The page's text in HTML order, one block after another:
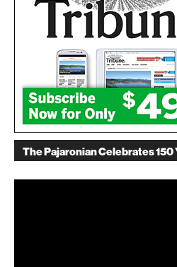
The Pajaronian Celebrates 150